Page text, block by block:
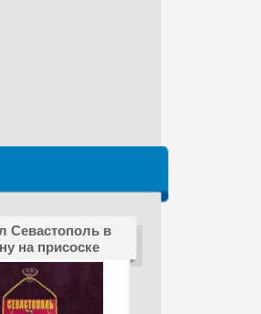
Севастополь в
на присоске